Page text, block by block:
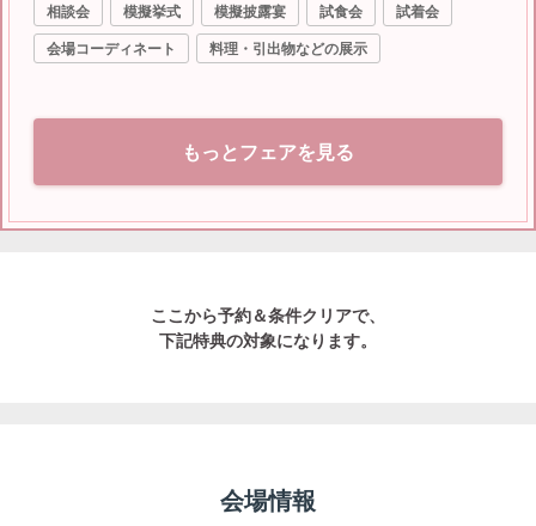
相談会 模擬挙式 模擬披露宴 試食会
試着会
会場コーディネート
料理・引出物などの展示
もっとフェアを見る
ここから予約＆条件クリアで、
下記特典の対象になります。
会場情報